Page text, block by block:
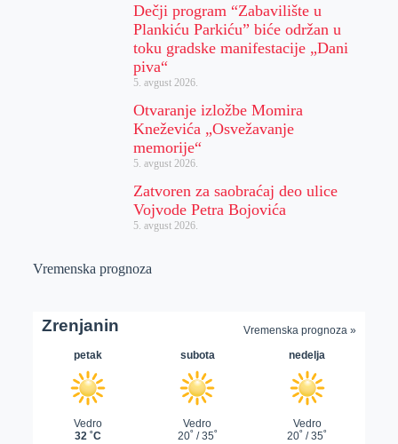
Dečji program “Zabavilište u
Plankiću Parkiću” biće održan u
toku gradske manifestacije „Dani
piva“
5. avgust 2026.
Otvaranje izložbe Momira
Kneževića „Osvežavanje
memorije“
5. avgust 2026.
Zatvoren za saobraćaj deo ulice
Vojvode Petra Bojovića
5. avgust 2026.
Vremenska prognoza